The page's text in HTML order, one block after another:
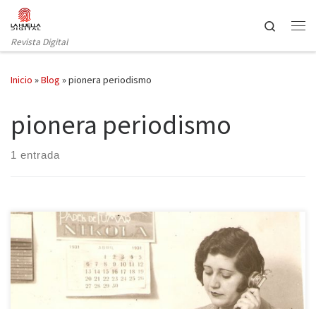
Saltar al contenido
Revista Digital
Search
Inicio »Blog »pionera periodismo
pionera periodismo
1 entrada
A pesar de que sea una figura bastante olvidada –aunque durante
los últimos años se ha recuperado parte de su trabajo–, Josefina
Carabias fue una de las primeras mujeres redactoras en los